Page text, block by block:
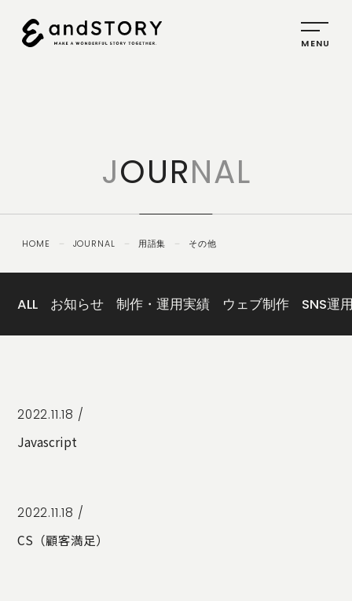
SERVICE
PLANNING
CREATIVE
IDENTITY
ABOUT
US
COMPANY
JOURNAL
CONTACT
US
PRIVACY
POLICY
JOURNAL
HOME － JOURNAL － 用語集 － その他
ALL お知らせ 制作・運用実績 ウェブ制作 SNS運
2022.11.18 /
Javascript
2022.11.18 /
CS（顧客満足）